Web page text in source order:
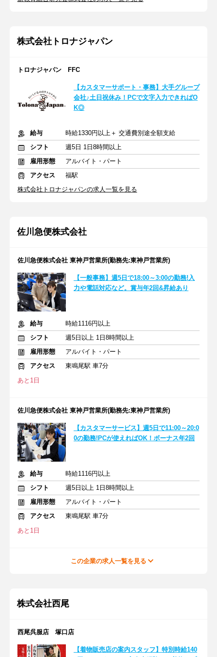
株式会社トロナジャパン
トロナジャパン FFC
【カスタマーサポート・事務】大手グループ
会社♪土日祝休み！PCで文字入力できればO
K◎
給与
時給1330円以上＋ 交通費別途全額支給
シフト
週5日 1日8時間以上
雇用形態
アルバイト・パート
アクセス
福駅
株式会社トロナジャパンの求人一覧を見る
佐川急便株式会社
佐川急便株式会社 東神戸営業所(勤務先:東神戸営業所)
【一般事務】週5日で18:00～3:00の勤務!入
力や電話対応など。賞与年2回&昇給あり
給与
時給1116円以上
シフト
週5日以上 1日8時間以上
雇用形態
アルバイト・パート
アクセス
東鳴尾駅 車7分
あと1日
佐川急便株式会社 東神戸営業所(勤務先:東神戸営業所)
【カスタマーサービス】週5日で11:00～20:0
0の勤務!PCが使えればOK！ボーナス年2回
給与
時給1116円以上
シフト
週5日以上 1日8時間以上
雇用形態
アルバイト・パート
アクセス
東鳴尾駅 車7分
あと1日
この企業の求人一覧を見る
株式会社西尾
西尾呉服店 塚口店
【着物販売店の案内スタッフ】特別時給140